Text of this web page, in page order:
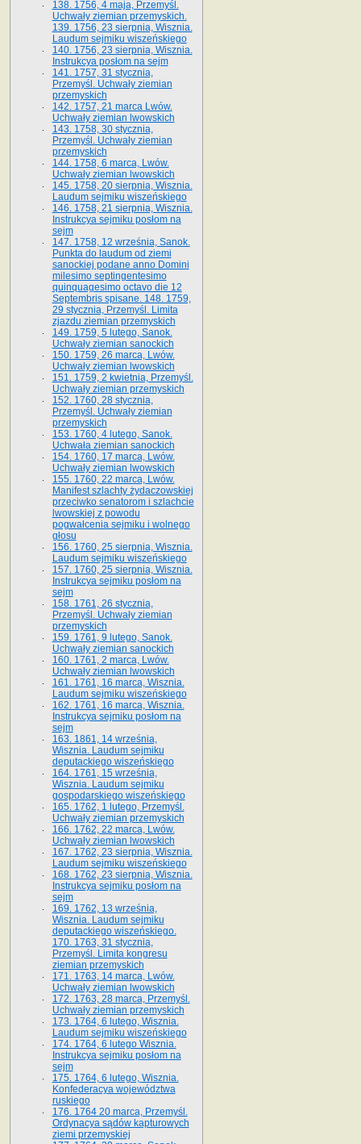
138. 1756, 4 maja, Przemyśl.
Uchwały ziemian przemyskich.
139. 1756, 23 sierpnia, Wisznia.
Laudum sejmiku wiszeńskiego
140. 1756, 23 sierpnia, Wisznia.
Instrukcya posłom na sejm
141. 1757, 31 stycznia,
Przemyśl. Uchwały ziemian
przemyskich
142. 1757, 21 marca Lwów.
Uchwały ziemian lwowskich
143. 1758, 30 stycznia,
Przemyśl. Uchwały ziemian
przemyskich
144. 1758, 6 marca, Lwów.
Uchwały ziemian lwowskich
145. 1758, 20 sierpnia, Wisznia.
Laudum sejmiku wiszeńskiego
146. 1758, 21 sierpnia, Wisznia.
Instrukcya sejmiku posłom na
sejm
147. 1758, 12 września, Sanok.
Punkta do laudum od ziemi
sanockiej podane anno Domini
milesimo septingentesimo
quinquagesimo octavo die 12
Septembris spisane. 148. 1759,
29 stycznia, Przemyśl. Limita
zjazdu ziemian przemyskich
149. 1759, 5 lutego, Sanok.
Uchwały ziemian sanockich
150. 1759, 26 marca, Lwów.
Uchwały ziemian lwowskich
151. 1759, 2 kwietnia, Przemyśl.
Uchwały ziemian przemyskich
152. 1760, 28 stycznia,
Przemyśl. Uchwały ziemian
przemyskich
153. 1760, 4 lutego, Sanok.
Uchwała ziemian sanockich
154. 1760, 17 marca, Lwów.
Uchwały ziemian lwowskich
155. 1760, 22 marca, Lwów.
Manifest szlachty żydaczowskiej
przeciwko senatorom i szlachcie
lwowskiej z po­wodu
pogwałcenia sejmiku i wolnego
głosu
156. 1760, 25 sierpnia, Wisznia.
Laudum sejmiku wiszeńskiego
157. 1760, 25 sierpnia, Wisznia.
Instrukcya sejmiku posłom na
sejm
158. 1761, 26 stycznia,
Przemyśl. Uchwały ziemian
przemyskich
159. 1761, 9 lutego, Sanok.
Uchwały ziemian sanockich
160. 1761, 2 marca, Lwów.
Uchwały ziemian lwowskich
161. 1761, 16 marca, Wisznia.
Laudum sejmiku wiszeńskiego
162. 1761, 16 marca, Wisznia.
Instrukcya sejmiku posłom na
sejm
163. 1861, 14 września,
Wisznia. Laudum sejmiku
deputackiego wiszeńskiego
164. 1761, 15 września,
Wisznia. Laudum sejmiku
gospodarskiego wiszeńskiego
165. 1762, 1 lutego, Przemyśl.
Uchwały ziemian przemyskich
166. 1762, 22 marca, Lwów.
Uchwały ziemian lwowskich
167. 1762, 23 sierpnia, Wisznia.
Laudum sejmiku wiszeńskiego
168. 1762, 23 sierpnia, Wisznia.
Instrukcya sejmiku posłom na
sejm
169. 1762, 13 września,
Wisznia. Laudum sejmiku
deputackiego wiszeńskiego.
170. 1763, 31 stycznia,
Przemyśl. Limita kongresu
ziemian przemyskich
171. 1763, 14 marca, Lwów.
Uchwały ziemian lwowskich
172. 1763, 28 marca, Przemyśl.
Uchwały ziemian przemyskich
173. 1764, 6 lutego, Wisznia.
Laudum sejmiku wiszeńskiego
174. 1764, 6 lutego Wisznia.
Instrukcya sejmiku posłom na
sejm
175. 1764, 6 lutego, Wisznia.
Konfederacya województwa
ruskiego
176. 1764 20 marca, Przemyśl.
Ordynacya sądów kapturowych
ziemi przemyskiej